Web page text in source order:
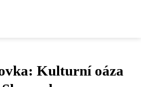
Kulturní oáza